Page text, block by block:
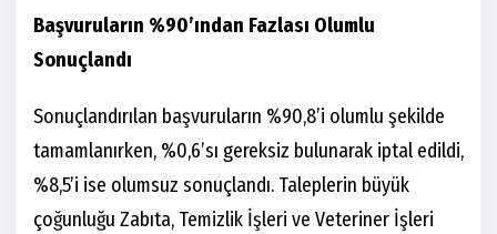
Başvuruların %90’ından Fazlası Olumlu
Sonuçlandı
Sonuçlandırılan başvuruların %90,8’i olumlu şekilde
tamamlanırken, %0,6’sı gereksiz bulunarak iptal edildi,
%8,5’i ise olumsuz sonuçlandı. Taleplerin büyük
çoğunluğu Zabıta, Temizlik İşleri ve Veteriner İşleri